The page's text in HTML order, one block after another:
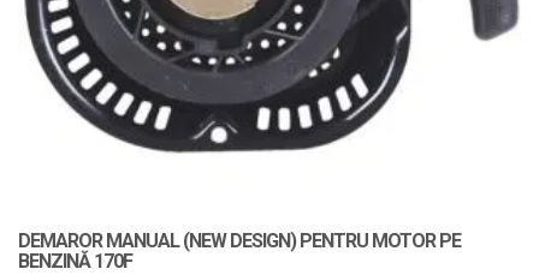
DEMAROR MANUAL (NEW DESIGN) PENTRU MOTOR PE
BENZINĂ 170F